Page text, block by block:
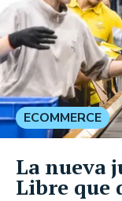
ECOMMERCE
La nueva
Libre que